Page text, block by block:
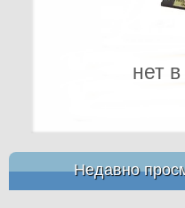
нет
Недавно